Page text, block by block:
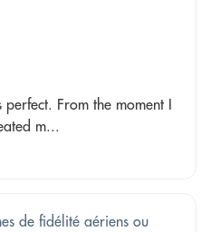
From the moment I
m...
de fidélité aériens ou